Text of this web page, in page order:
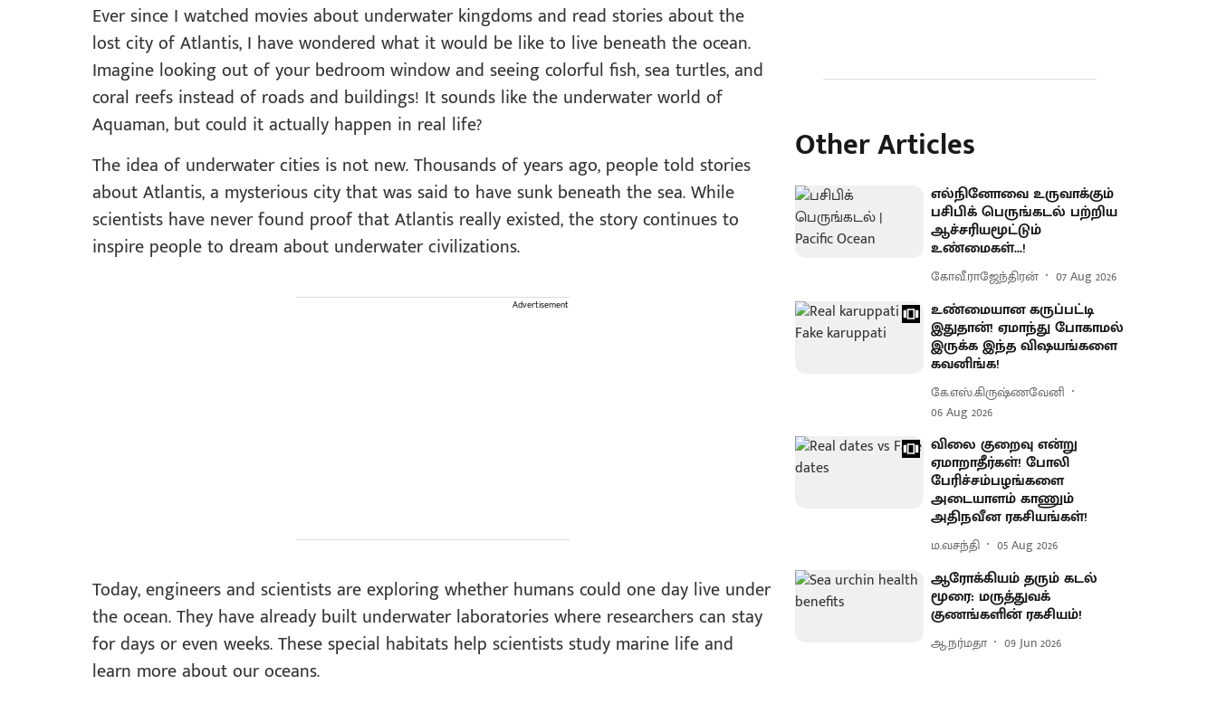
Ever since I watched movies about underwater kingdoms and read stories about the
lost city of Atlantis, I have wondered what it would be like to live beneath the ocean.
Imagine looking out of your bedroom window and seeing colorful fish, sea turtles, and
coral reefs instead of roads and buildings! It sounds like the underwater world of
Aquaman, but could it actually happen in real life?
The idea of underwater cities is not new. Thousands of years ago, people told stories
about Atlantis, a mysterious city that was said to have sunk beneath the sea. While
scientists have never found proof that Atlantis really existed, the story continues to
inspire people to dream about underwater civilizations.
Advertisement
Today, engineers and scientists are exploring whether humans could one day live under
the ocean. They have already built underwater laboratories where researchers can stay
for days or even weeks. These special habitats help scientists study marine life and
learn more about our oceans.
Other Articles
எல்நினோவை உருவாக்கும்
பசிபிக் பெருங்கடல் பற்றிய
ஆச்சரியமூட்டும்
உண்மைகள்...!
கோவீ.ராஜேந்திரன் 07 Aug 2026
உண்மையான கருப்பட்டி
இதுதான்! ஏமாந்து போகாமல்
இருக்க இந்த விஷயங்களை
கவனிங்க!
கே.எஸ்.கிருஷ்ணவேனி
06 Aug 2026
விலை குறைவு என்று
ஏமாறாதீர்கள்! போலி
பேரிச்சம்பழங்களை
அடையாளம் காணும்
அதிநவீன ரகசியங்கள்!
ம.வசந்தி 05 Aug 2026
ஆரோக்கியம் தரும் கடல்
மூரை: மருத்துவக்
குணங்களின் ரகசியம்!
ஆ.நர்மதா 09 Jun 2026